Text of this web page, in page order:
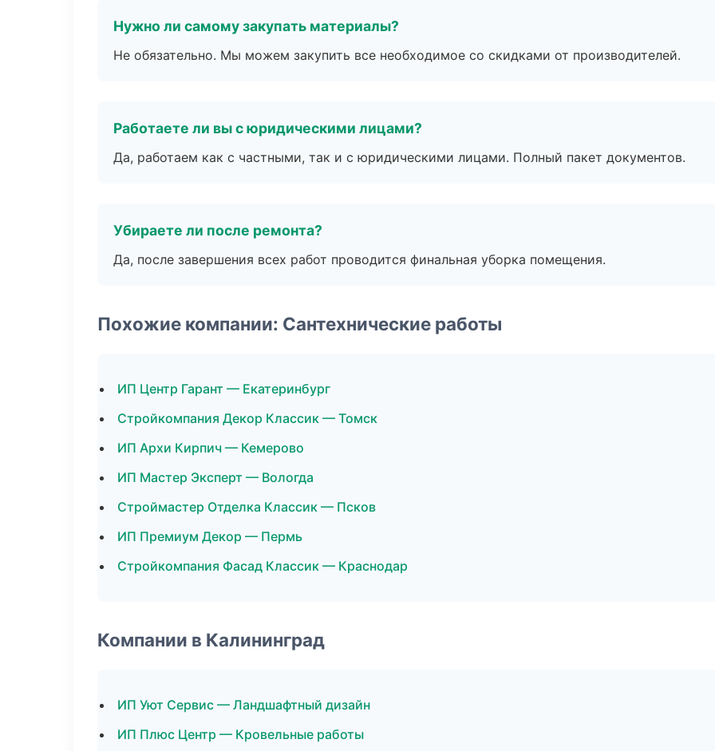
Нужно ли самому закупать материалы?
Не обязательно. Мы можем закупить все необходимое со скидками от производителей.
Работаете ли вы с юридическими лицами?
Да, работаем как с частными, так и с юридическими лицами. Полный пакет документов.
Убираете ли после ремонта?
Да, после завершения всех работ проводится финальная уборка помещения.
Похожие компании: Сантехнические работы
ИП Центр Гарант — Екатеринбург
Стройкомпания Декор Классик — Томск
ИП Архи Кирпич — Кемерово
ИП Мастер Эксперт — Вологда
Строймастер Отделка Классик — Псков
ИП Премиум Декор — Пермь
Стройкомпания Фасад Классик — Краснодар
Компании в Калининград
ИП Уют Сервис — Ландшафтный дизайн
ИП Плюс Центр — Кровельные работы